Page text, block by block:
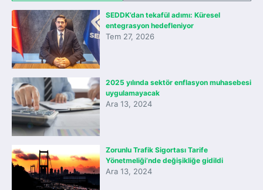
SEDDK’dan tekafül adımı: Küresel
entegrasyon hedefleniyor
Tem 27, 2026
2025 yılında sektör enflasyon muhasebesi
uygulamayacak
Ara 13, 2024
Zorunlu Trafik Sigortası Tarife
Yönetmeliği’nde değişikliğe gidildi
Ara 13, 2024